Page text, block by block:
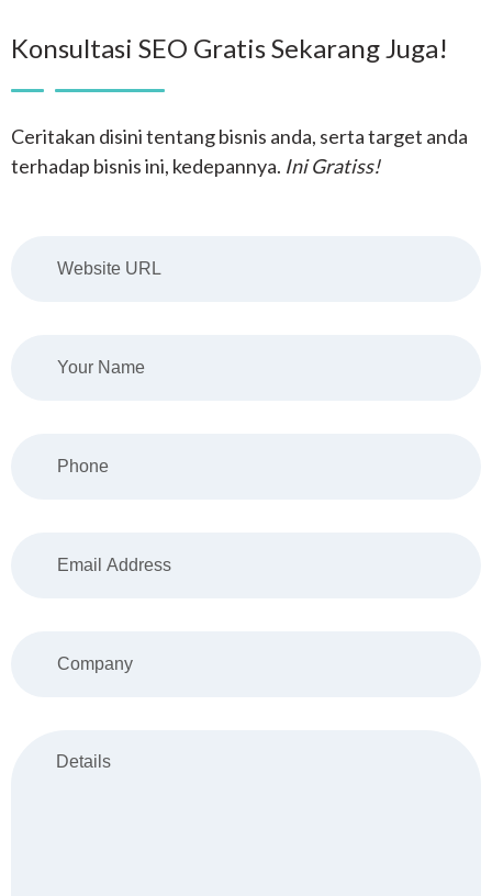
Konsultasi SEO Gratis Sekarang Juga!
Ceritakan disini tentang bisnis anda, serta target anda
terhadap bisnis ini, kedepannya. Ini Gratiss!